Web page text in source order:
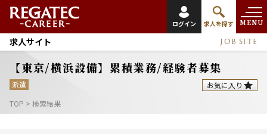
ログイン 求人を探す MENU
求人サイト JOB SITE
【東京/横浜設備】累積業務/経験者募集
派遣
お気に入り
TOP > 検索結果